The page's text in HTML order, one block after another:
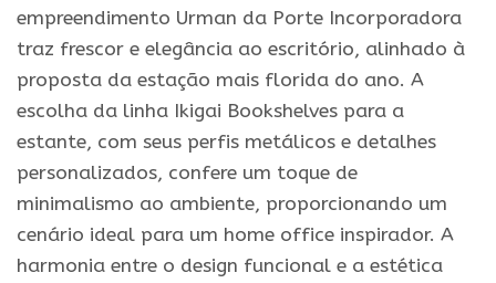
empreendimento Urman da Porte Incorporadora
traz frescor e elegância ao escritório, alinhado à
proposta da estação mais florida do ano. A
escolha da linha Ikigai Bookshelves para a
estante, com seus perfis metálicos e detalhes
personalizados, confere um toque de
minimalismo ao ambiente, proporcionando um
cenário ideal para um home office inspirador. A
harmonia entre o design funcional e a estética